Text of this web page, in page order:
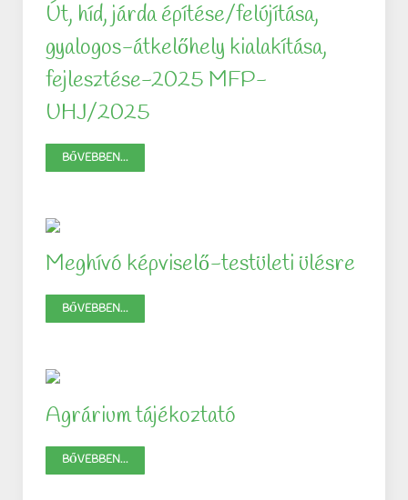
Út, híd, járda építése/felújítása,
gyalogos-átkelőhely kialakítása,
fejlesztése-2025 MFP-
UHJ/2025
BŐVEBBEN...
Meghívó képviselő-testületi ülésre
BŐVEBBEN...
Agrárium tájékoztató
BŐVEBBEN...